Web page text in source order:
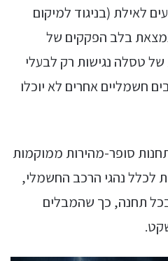
לאילת (בניגוד למיקום
בלב הפקקים של
טסלה נגישות רק לבעלי
חשמליים אחרים לא יוכלו
סופר-מהירות ממוקמות
לכלל נהגי הרכב החשמלי,
תחנה, כך שהמבלים